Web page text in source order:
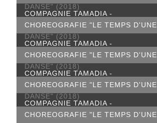
DANSE" (2018)
COMPAGNIE TAMADIA -
CHOREOGRAFIE "LE TEMPS D'UNE
DANSE" (2018)
COMPAGNIE TAMADIA -
CHOREOGRAFIE "LE TEMPS D'UNE
DANSE" (2018)
COMPAGNIE TAMADIA -
CHOREOGRAFIE "LE TEMPS D'UNE
DANSE" (2018)
COMPAGNIE TAMADIA -
CHOREOGRAFIE "LE TEMPS D'UNE